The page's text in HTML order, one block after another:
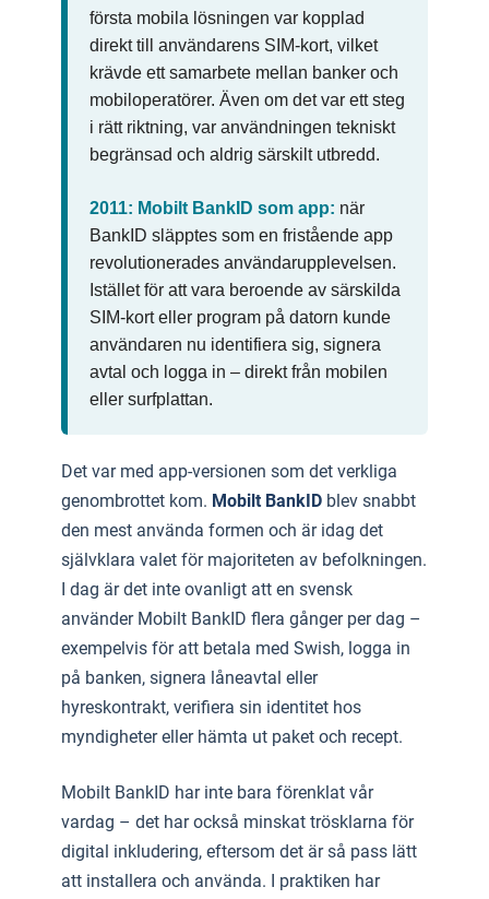
första mobila lösningen var kopplad
direkt till användarens SIM-kort, vilket
krävde ett samarbete mellan banker och
mobiloperatörer. Även om det var ett steg
i rätt riktning, var användningen tekniskt
begränsad och aldrig särskilt utbredd.
2011: Mobilt BankID som app: när
BankID släpptes som en fristående app
revolutionerades användarupplevelsen.
Istället för att vara beroende av särskilda
SIM-kort eller program på datorn kunde
användaren nu identifiera sig, signera
avtal och logga in – direkt från mobilen
eller surfplattan.
Det var med app-versionen som det verkliga
genombrottet kom. Mobilt BankID blev snabbt
den mest använda formen och är idag det
självklara valet för majoriteten av befolkningen.
I dag är det inte ovanligt att en svensk
använder Mobilt BankID flera gånger per dag –
exempelvis för att betala med Swish, logga in
på banken, signera låneavtal eller
hyreskontrakt, verifiera sin identitet hos
myndigheter eller hämta ut paket och recept.
Mobilt BankID har inte bara förenklat vår
vardag – det har också minskat trösklarna för
digital inkludering, eftersom det är så pass lätt
att installera och använda. I praktiken har